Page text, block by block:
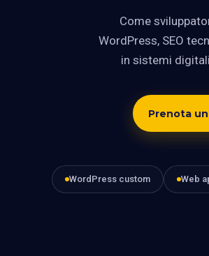
Come
WordPress, SEO
in sistemi
Prenota
WordPress custom Web